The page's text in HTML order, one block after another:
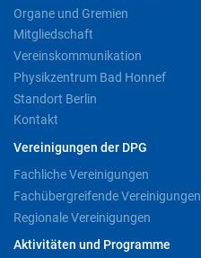
Organe und Gremien
Mitgliedschaft
Vereinskommunikation
Physikzentrum Bad Honnef
Standort Berlin
Kontakt
Vereinigungen der DPG
Fachliche Vereinigungen
Fachübergreifende Vereinigungen
Regionale Vereinigungen
Aktivitäten und Programme